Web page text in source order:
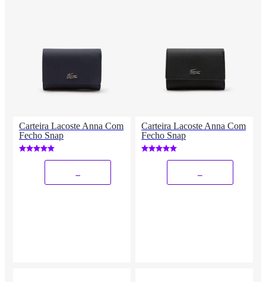
Carteira Lacoste Anna Com
Fecho Snap
Carteira Lacoste Anna Com
Fecho Snap